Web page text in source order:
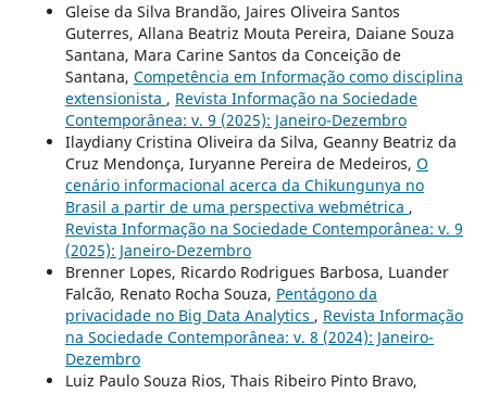
Gleise da Silva Brandão, Jaires Oliveira Santos
Guterres, Allana Beatriz Mouta Pereira, Daiane Souza
Santana, Mara Carine Santos da Conceição de
Santana, Competência em Informação como disciplina
extensionista , Revista Informação na Sociedade
Contemporânea: v. 9 (2025): Janeiro-Dezembro
Ilaydiany Cristina Oliveira da Silva, Geanny Beatriz da
Cruz Mendonça, Iuryanne Pereira de Medeiros, O
cenário informacional acerca da Chikungunya no
Brasil a partir de uma perspectiva webmétrica ,
Revista Informação na Sociedade Contemporânea: v. 9
(2025): Janeiro-Dezembro
Brenner Lopes, Ricardo Rodrigues Barbosa, Luander
Falcão, Renato Rocha Souza, Pentágono da
privacidade no Big Data Analytics , Revista Informação
na Sociedade Contemporânea: v. 8 (2024): Janeiro-
Dezembro
Luiz Paulo Souza Rios, Thais Ribeiro Pinto Bravo,